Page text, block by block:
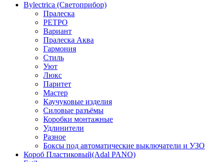
Bylectrica (Светоприбор)
Пралеска
РЕТРО
Вариант
Пралеска Аква
Гармония
Стиль
Уют
Люкс
Паритет
Мастер
Каучуковые изделия
Силовые разъёмы
Коробки монтажные
Удлинители
Разное
Боксы под автоматические выключатели и УЗО
Короб Пластиковый(Adal PANO)